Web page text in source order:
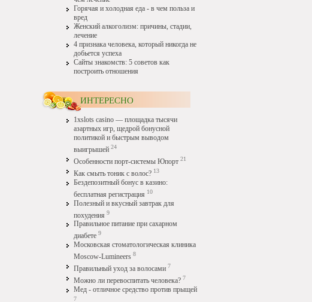
Горячая и холодная еда - в чем польза и
вред
Женский алкоголизм: причины, стадии,
лечение
4 признака человека, который никогда не
добьется успеха
Сайты знакомств: 5 советов как
построить отношения
ИНТЕРЕСНО
1xslots casino — площадка тысячи
азартных игр, щедрой бонусной
политикой и быстрым выводом
выигрышей 24
Особенности порт-системы Юпорт 21
Как смыть тоник с волос? 13
Бездепозитный бонус в казино:
бесплатная регистрация 10
Полезный и вкусный завтрак для
похудения 9
Правильное питание при сахарном
диабете 9
Московская стоматологическая клиника
Moscow-Lumineers 8
Правильный уход за волосами 7
Можно ли перевоспитать человека? 7
Мед - отличное средство против прыщей
7